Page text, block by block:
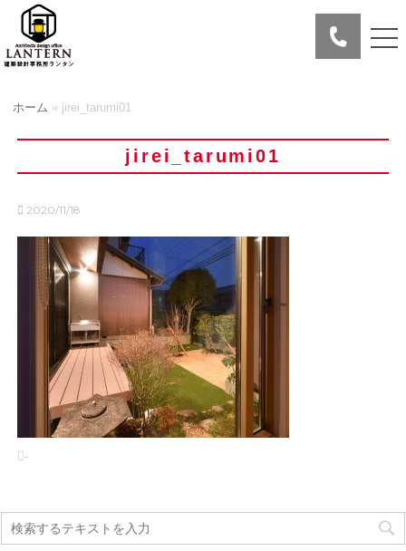
ホーム » jirei_tarumi01
jirei_tarumi01
2020/11/18
-